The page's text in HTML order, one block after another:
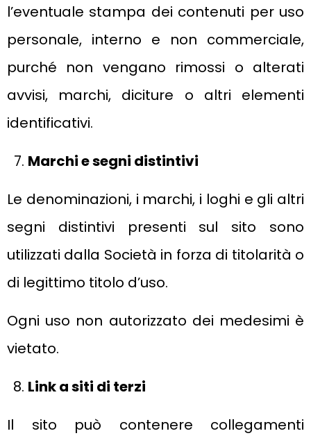
l’eventuale stampa dei contenuti per uso
personale, interno e non commerciale,
purché non vengano rimossi o alterati
avvisi, marchi, diciture o altri elementi
identificativi.
Marchi e segni distintivi
Le denominazioni, i marchi, i loghi e gli altri
segni distintivi presenti sul sito sono
utilizzati dalla Società in forza di titolarità o
di legittimo titolo d’uso.
Ogni uso non autorizzato dei medesimi è
vietato.
Link a siti di terzi
Il sito può contenere collegamenti